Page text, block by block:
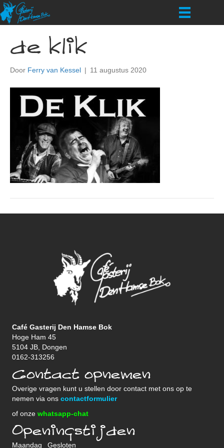
de klik
Door Ferry van Kessel | 11 augustus 2020
Café Gasterij Den Hamse Bok
Hoge Ham 45
5104 JB, Dongen
0162-313256
Contact opnemen
Overige vragen kunt u stellen door contact met ons op te
nemen via ons contactformulier
of onze whatsapp-chat
Openingstijden
Maandag Gesloten